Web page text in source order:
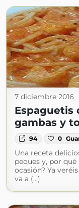
7 diciembre 2016
Espaguetis
gambas y
94 0
Una receta
peques y, por
ocasión? Ya
va a (...)